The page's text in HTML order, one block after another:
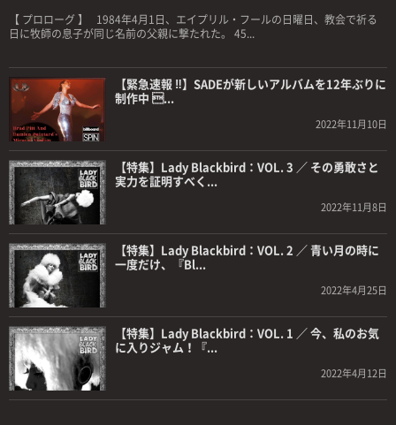
【 プロローグ 】 1984年4月1日、エイプリル・フールの日曜日、教会で祈る
日に牧師の息子が同じ名前の父親に撃たれた。 45...
【緊急速報 ‼】SADEが新しいアルバムを12年ぶりに
制作中 ...
2022年11月10日
【特集】Lady Blackbird：VOL. 3 ／ その勇敢さと
実力を証明すべく...
2022年11月8日
【特集】Lady Blackbird：VOL. 2 ／ 青い月の時に
一度だけ、『Bl...
2022年4月25日
【特集】Lady Blackbird：VOL. 1 ／ 今、私のお気
に入りジャム！『...
2022年4月12日